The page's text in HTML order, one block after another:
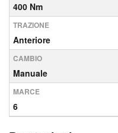
400 Nm
TRAZIONE
Anteriore
CAMBIO
Manuale
MARCE
6